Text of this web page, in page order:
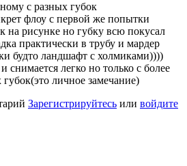
с разных губок
флоу с первой же попытки
на рисунке но губку всю покусал
практически в трубу и мардер
будто ландшафт с холмиками))))
снимается легко но только с более
личное замечание)
Зарегистрируйтесь или войдите